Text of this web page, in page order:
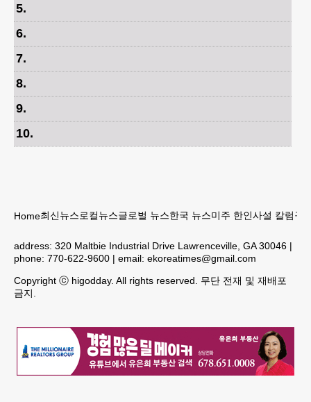
5.
6.
7.
8.
9.
10.
Home최신뉴스로컬뉴스글로벌 뉴스한국 뉴스미주 한인사설 칼럼구
address: 320 Maltbie Industrial Drive Lawrenceville, GA 30046 |
phone: 770-622-9600 | email: ekoreatimes@gmail.com
Copyright ⓒ higodday. All rights reserved. 무단 전재 및 재배포
금지.